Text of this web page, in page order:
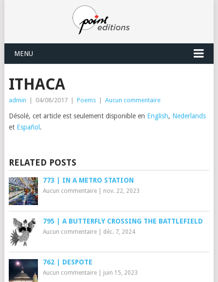
MENU
ITHACA
admin 04/08/2017 Poems Aucun commentaire
Désolé, cet article est seulement disponible en English, Nederlands
et Español .
RELATED POSTS
773 | IN A METRO STATION
Aucun commentaire| nov. 22, 2023
795 | A BUTTERFLY CROSSING THE BATTLEFIELD
Aucun commentaire| déc. 7, 2024
762 | DESPOTE
Aucun commentaire| juin 15, 2023